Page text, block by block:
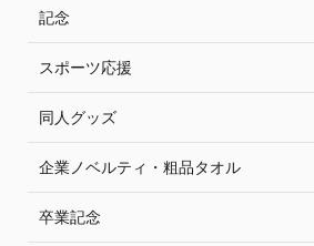
記念
スポーツ応援
同人グッズ
企業ノベルティ・粗品タオル
卒業記念